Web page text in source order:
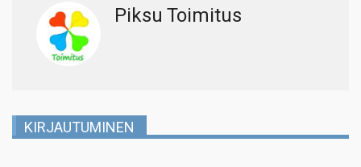
Piksu Toimitus
KIRJAUTUMINEN